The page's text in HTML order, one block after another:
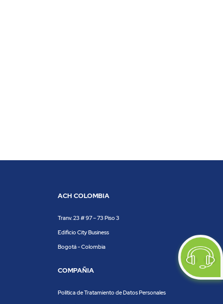
ACH COLOMBIA
Tranv. 23 # 97 – 73 Piso 3
Edificio City Business
Bogotá - Colombia
COMPAÑIA
Política de Tratamiento de Datos Personales